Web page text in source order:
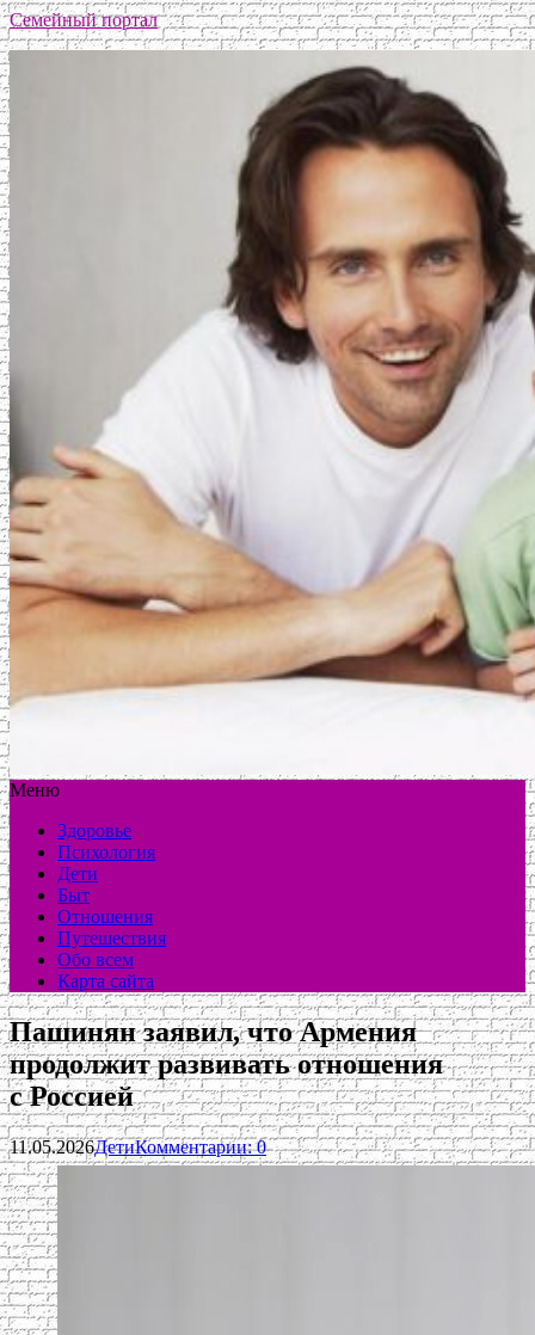
Семейный портал
Меню
Здоровье
Психология
Дети
Быт
Отношения
Путешествия
Обо всем
Карта сайта
Пашинян заявил, что Армения
продолжит развивать отношения
с Россией
11.05.2026ДетиКомментарии: 0